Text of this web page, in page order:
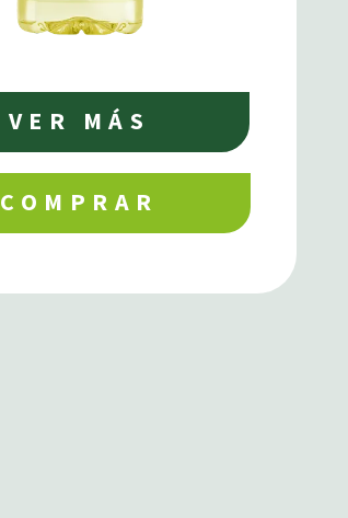
VER MÁS
COMPRAR